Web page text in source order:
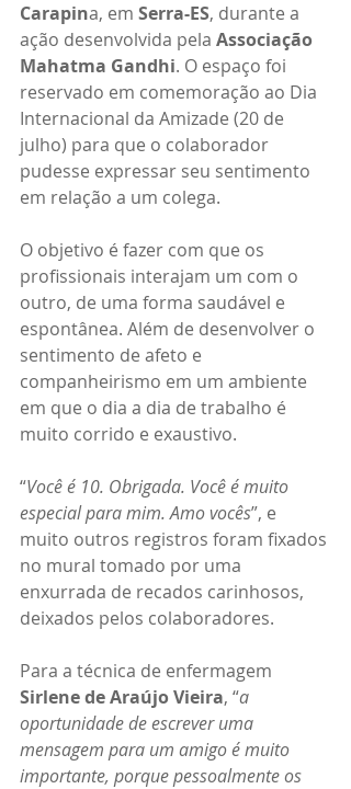
Carapina, em Serra-ES, durante a
ação desenvolvida pela Associação
Mahatma Gandhi. O espaço foi
reservado em comemoração ao Dia
Internacional da Amizade (20 de
julho) para que o colaborador
pudesse expressar seu sentimento
em relação a um colega.
O objetivo é fazer com que os
profissionais interajam um com o
outro, de uma forma saudável e
espontânea. Além de desenvolver o
sentimento de afeto e
companheirismo em um ambiente
em que o dia a dia de trabalho é
muito corrido e exaustivo.
“Você é 10. Obrigada. Você é muito
especial para mim. Amo vocês”, e
muito outros registros foram fixados
no mural tomado por uma
enxurrada de recados carinhosos,
deixados pelos colaboradores.
Para a técnica de enfermagem
Sirlene de Araújo Vieira, “a
oportunidade de escrever uma
mensagem para um amigo é muito
importante, porque pessoalmente os